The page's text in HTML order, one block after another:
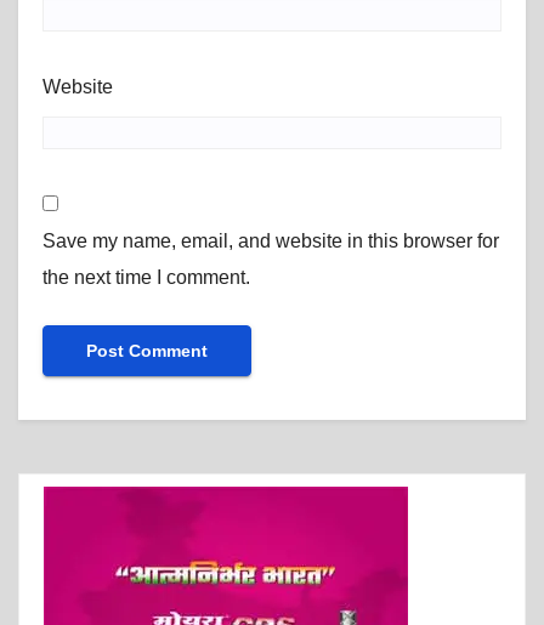
Website
Save my name, email, and website in this browser for
the next time I comment.